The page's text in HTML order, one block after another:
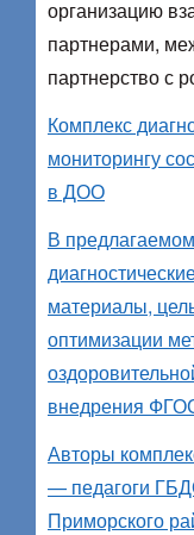
организацию
партнерами,
партнерство с
Комплекс
мониторингу
в ДОО
В
материалы,
оптимизации
внедрения
Авторы
— педагоги
Приморского